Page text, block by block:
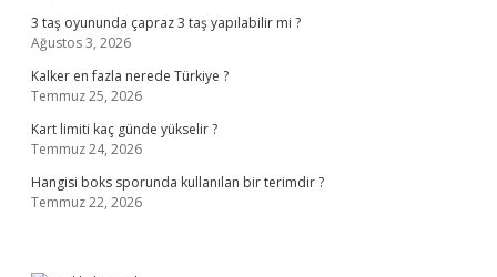
3 taş oyununda çapraz 3 taş yapılabilir mi ?
Ağustos 3, 2026
Kalker en fazla nerede Türkiye ?
Temmuz 25, 2026
Kart limiti kaç günde yükselir ?
Temmuz 24, 2026
Hangisi boks sporunda kullanılan bir terimdir ?
Temmuz 22, 2026